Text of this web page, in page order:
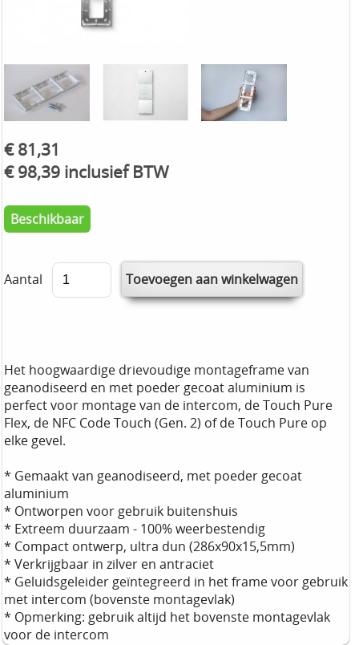
€ 81,31
€ 98,39 inclusief BTW
Beschikbaar
Aantal
Het hoogwaardige drievoudige montageframe van
geanodiseerd en met poeder gecoat aluminium is
perfect voor montage van de intercom, de Touch Pure
Flex, de NFC Code Touch (Gen. 2) of de Touch Pure op
elke gevel.
* Gemaakt van geanodiseerd, met poeder gecoat
aluminium
* Ontworpen voor gebruik buitenshuis
* Extreem duurzaam - 100% weerbestendig
* Compact ontwerp, ultra dun (286x90x15,5mm)
* Verkrijgbaar in zilver en antraciet
* Geluidsgeleider geïntegreerd in het frame voor gebruik
met intercom (bovenste montagevlak)
* Opmerking: gebruik altijd het bovenste montagevlak
voor de intercom